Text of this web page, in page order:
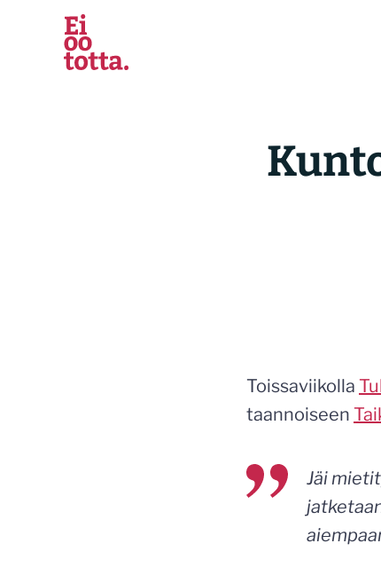
sisältöön
Toissaviikolla
taannoiseen
Jäi